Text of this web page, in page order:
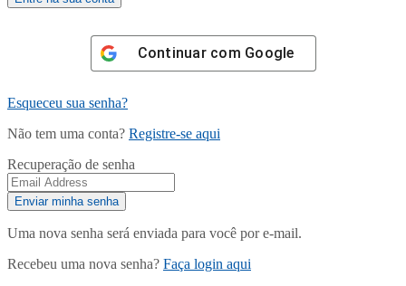
Continuar com Google
Esqueceu sua senha?
Não tem uma conta? Registre-se aqui
Recuperação de senha
Uma nova senha será enviada para você por e-mail.
Recebeu uma nova senha? Faça login aqui